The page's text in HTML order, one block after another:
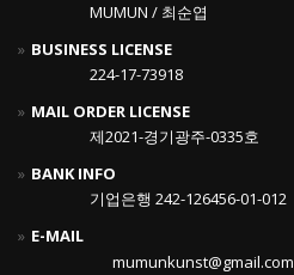
MUMUN / 최순엽
BUSINESS LICENSE
224-17-73918
MAIL ORDER LICENSE
제2021-경기광주-0335호
BANK INFO
기업은행 242-126456-01-012
E-MAIL
mumunkunst@gmail.com